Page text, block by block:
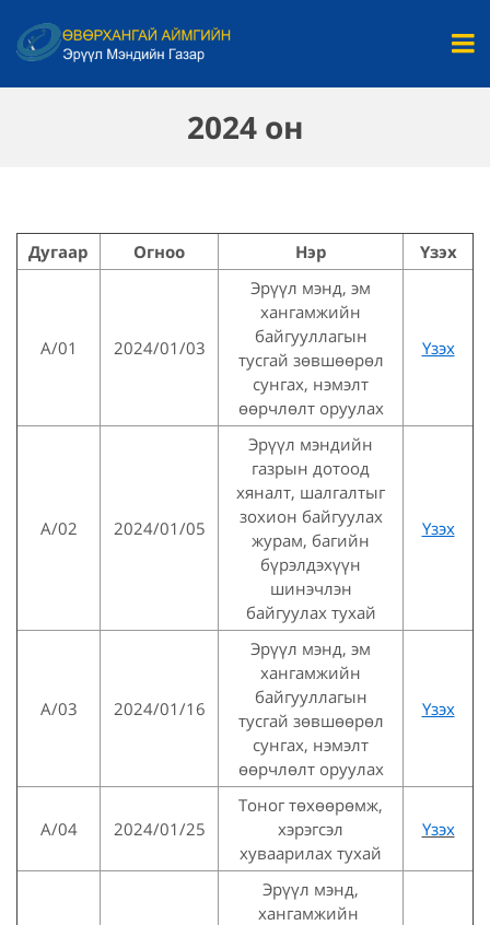
2024 он
Дугаар Огноо Нэр Үзэх
A/01 2024/01/03
Эрүүл мэнд, эм
хангамжийн
байгууллагын
тусгай зөвшөөрөл
сунгах, нэмэлт
өөрчлөлт оруулах
Үзэх
А/02 2024/01/05
Эрүүл мэндийн
газрын дотоод
хяналт, шалгалтыг
зохион байгуулах
журам, багийн
бүрэлдэхүүн
шинэчлэн
байгуулах тухай
Үзэх
А/03 2024/01/16
Эрүүл мэнд, эм
хангамжийн
байгууллагын
тусгай зөвшөөрөл
сунгах, нэмэлт
өөрчлөлт оруулах
Үзэх
A/04 2024/01/25
Тоног төхөөрөмж,
хэрэгсэл
хуваарилах тухай
Үзэх
Эрүүл мэнд,
хангамжийн